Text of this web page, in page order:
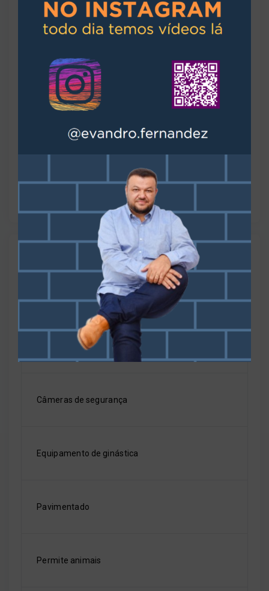
Portaria
Sala de jantar
Área de lazer
Área de serviço
Características do Condomínio
Campo de futebol gramado
Câmeras de segurança
Equipamento de ginástica
Pavimentado
Permite animais